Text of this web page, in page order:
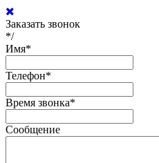
Заказать звонок
*/
Имя*
Телефон*
Время звонка*
Сообщение